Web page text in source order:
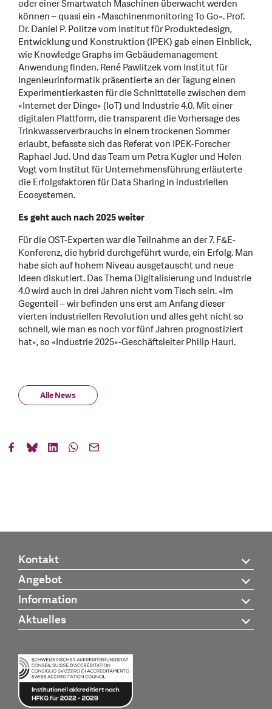
oder einer Smartwatch Maschinen überwacht werden
können – quasi ein «Maschinenmonitoring To Go». Prof.
Dr. Daniel P. Politze vom Institut für Produktedesign,
Entwicklung und Konstruktion (IPEK) gab einen Einblick,
wie Knowledge Graphs im Gebäudemanagement
Anwendung finden. René Pawlitzek vom Institut für
Ingenieurinformatik präsentierte an der Tagung einen
Experimentierkasten für die Schnittstelle zwischen dem
«Internet der Dinge» (IoT) und Industrie 4.0. Mit einer
digitalen Plattform, die transparent die Vorhersage des
Trinkwasserverbrauchs in einem trockenen Sommer
erlaubt, befasste sich das Referat von IPEK-Forscher
Raphael Jud. Und das Team um Petra Kugler und Helen
Vogt vom Institut für Unternehmensführung erläuterte
die Erfolgsfaktoren für Data Sharing in industriellen
Ecosystemen.
Es geht auch nach 2025 weiter
Für die OST-Experten war die Teilnahme an der 7. F&E-
Konferenz, die hybrid durchgeführt wurde, ein Erfolg. Man
habe sich auf hohem Niveau ausgetauscht und neue
Ideen diskutiert. Das Thema Digitalisierung und Industrie
4.0 wird auch in drei Jahren nicht vom Tisch sein. «Im
Gegenteil – wir befinden uns erst am Anfang dieser
vierten industriellen Revolution und alles geht nicht so
schnell, wie man es noch vor fünf Jahren prognostiziert
hat», so «Industrie 2025»-Geschäftsleiter Philip Hauri.
Alle News
Kontakt
Angebot
Information
Aktuelles